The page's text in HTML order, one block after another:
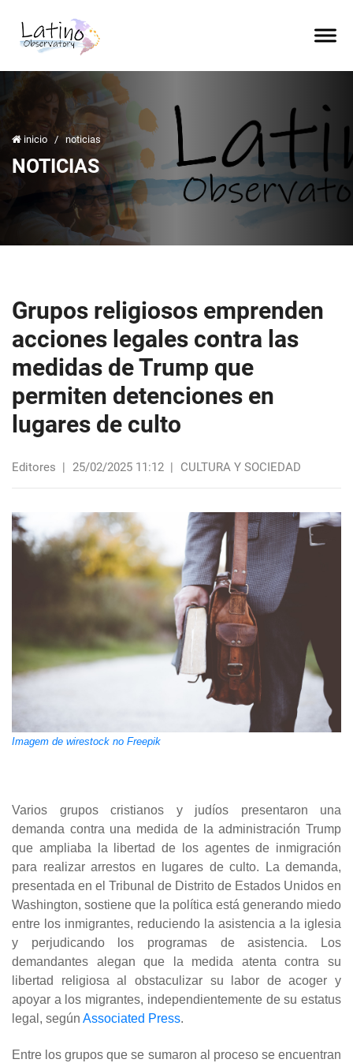
inicio / noticias
NOTICIAS
Grupos religiosos emprenden
acciones legales contra las
medidas de Trump que
permiten detenciones en
lugares de culto
Editores | 25/02/2025 11:12 | CULTURA Y SOCIEDAD
Imagem de wirestock no Freepik
Varios grupos cristianos y judíos presentaron una
demanda contra una medida de la administración Trump
que ampliaba la libertad de los agentes de inmigración
para realizar arrestos en lugares de culto. La demanda,
presentada en el Tribunal de Distrito de Estados Unidos en
Washington, sostiene que la política está generando miedo
entre los inmigrantes, reduciendo la asistencia a la iglesia
y perjudicando los programas de asistencia. Los
demandantes alegan que la medida atenta contra su
libertad religiosa al obstaculizar su labor de acoger y
apoyar a los migrantes, independientemente de su estatus
legal, según Associated Press.
Entre los grupos que se sumaron al proceso se encuentran